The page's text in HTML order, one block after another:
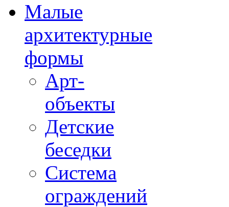
Малые
архитектурные
формы
Арт-
объекты
Детские
беседки
Система
ограждений